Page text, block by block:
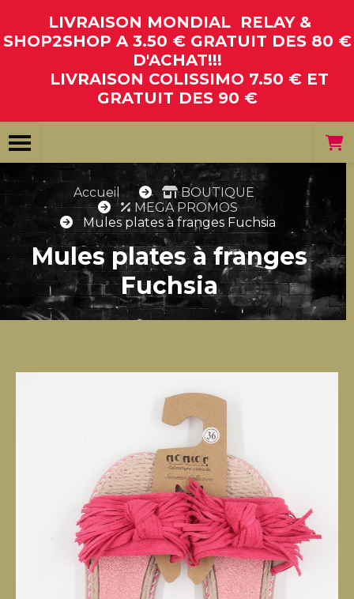
LIVRAISON MONDIAL RELAY &
SHOP2SHOP A 3.50 € GRATUIT DES 80 €
D'ACHAT!!!
LIVRAISON COLISSIMO 7.50 € ET
GRATUIT DES 90 €
Accueil
BOUTIQUE
MEGA PROMOS
Mules plates à franges Fuchsia
Mules plates à franges
Fuchsia